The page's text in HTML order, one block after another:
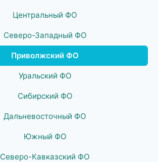
Центральный ФО
Северо-Западный ФО
Приволжский ФО
Уральский ФО
Сибирский ФО
Дальневосточный ФО
Южный ФО
Северо-Кавказский ФО